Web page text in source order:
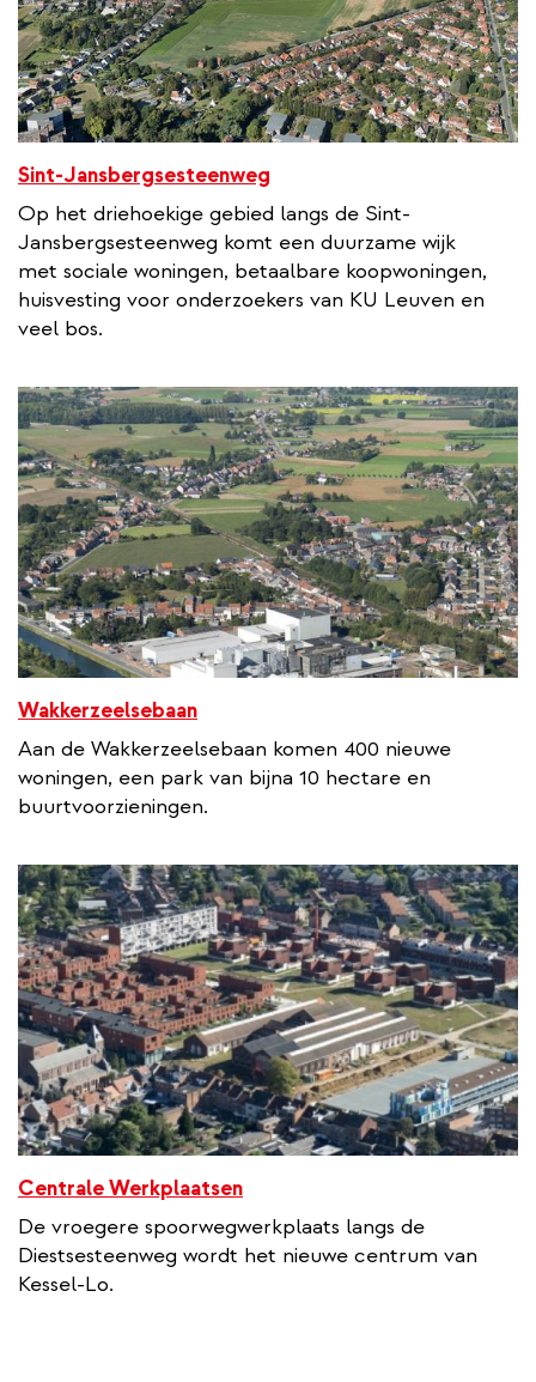
Sint-Jansbergsesteenweg
Op het driehoekige gebied langs de Sint-
Jansbergsesteenweg komt een duurzame wijk
met sociale woningen, betaalbare koopwoningen,
huisvesting voor onderzoekers van KU Leuven en
veel bos.
Wakkerzeelsebaan
Aan de Wakkerzeelsebaan komen 400 nieuwe
woningen, een park van bijna 10 hectare en
buurtvoorzieningen.
Centrale Werkplaatsen
De vroegere spoorwegwerkplaats langs de
Diestsesteenweg wordt het nieuwe centrum van
Kessel-Lo.